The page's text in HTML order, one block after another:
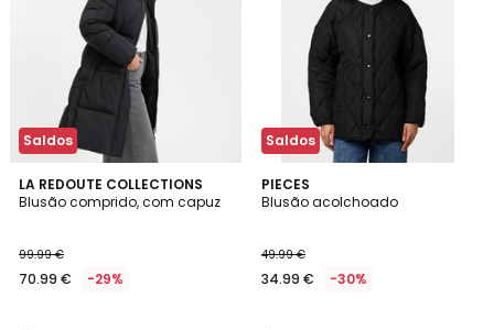
Saldos
LA REDOUTE COLLECTIONS
Blusão comprido, com capuz
99.99 €
70.99 € -29%
4,4
/ 5
Saldos
PIECES
Blusão acolchoado
49.99 €
34.99 € -30%
4
/